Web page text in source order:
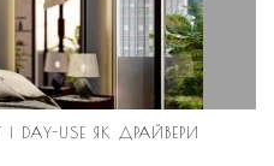
DAY-USE ЯК ДРАЙВЕРИ